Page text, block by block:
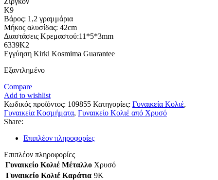
Κ9
Βάρος: 1,2 γραμμάρια
Μήκος αλυσίδας: 42cm
Διαστάσεις Κρεμαστού:11*5*3mm
6339Κ2
Εγγύηση Kirki Kosmima Guarantee
Εξαντλημένο
Compare
Add to wishlist
Κωδικός προϊόντος: 109855 Κατηγορίες: Γυναικεία Κολιέ,
Γυναικεία Κοσμήματα, Γυναικείο Κολιέ από Χρυσό
Share:
Επιπλέον πληροφορίες
Επιπλέον πληροφορίες
Γυναικείο Κολιέ Μέταλλο Χρυσό
Γυναικείο Κολιέ Καράτια 9Κ